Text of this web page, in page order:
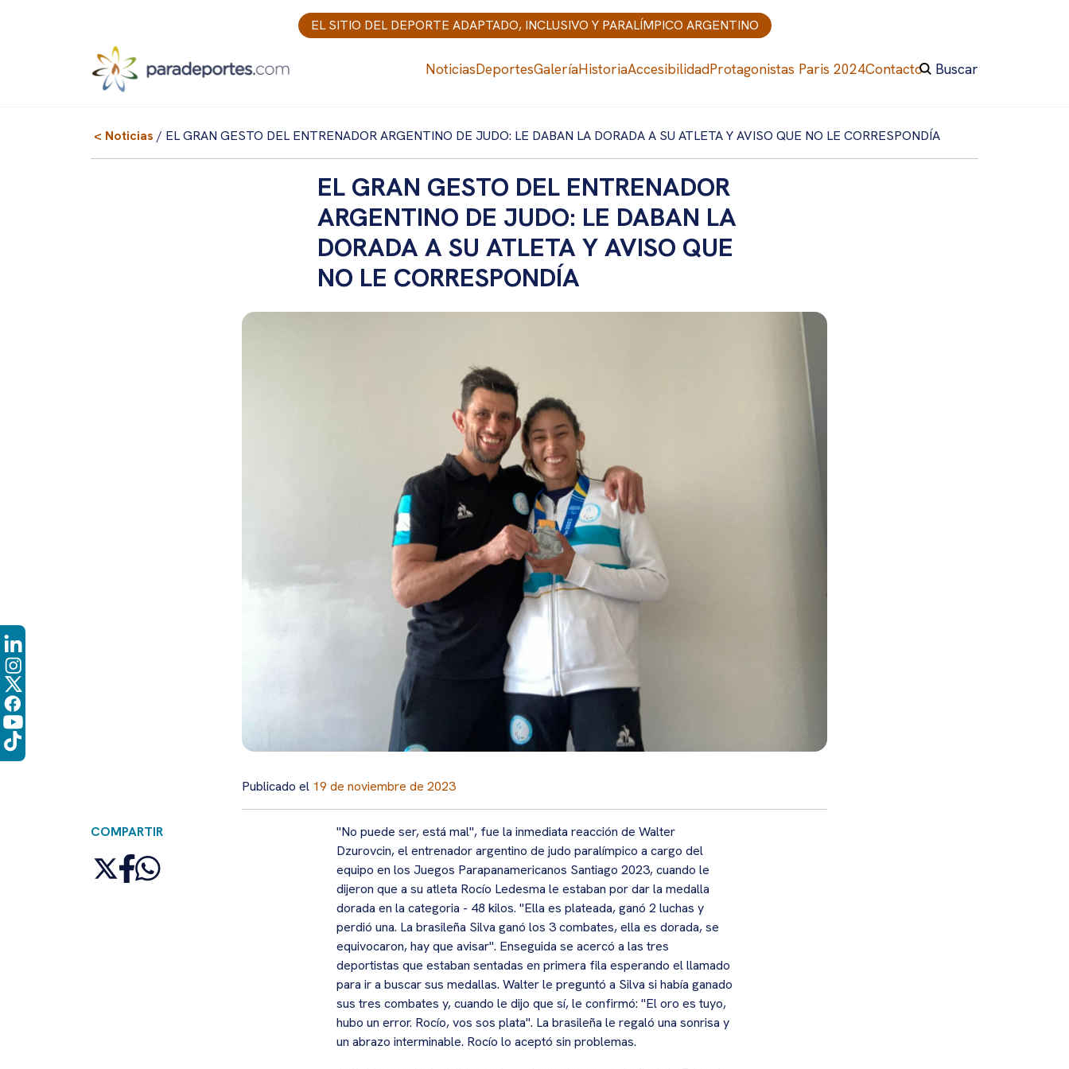
EL SITIO DEL DEPORTE ADAPTADO, INCLUSIVO Y PARALÍMPICO ARGENTINO
NoticiasDeportesGaleríaHistoriaAccesibilidadProtagonistas Paris 2024Contacto Buscar
< Noticias / EL GRAN GESTO DEL ENTRENADOR ARGENTINO DE JUDO: LE DABAN LA DORADA A SU ATLETA Y AVISO QUE NO LE CORRESPONDÍA
EL GRAN GESTO DEL ENTRENADOR
ARGENTINO DE JUDO: LE DABAN LA
DORADA A SU ATLETA Y AVISO QUE
NO LE CORRESPONDÍA
Publicado el 19 de noviembre de 2023
COMPARTIR
"No puede ser, está mal", fue la inmediata reacción de Walter
Dzurovcin, el entrenador argentino de judo paralímpico a cargo del
equipo en los Juegos Parapanamericanos Santiago 2023, cuando le
dijeron que a su atleta Rocío Ledesma le estaban por dar la medalla
dorada en la categoria - 48 kilos. "Ella es plateada, ganó 2 luchas y
perdió una. La brasileña Silva ganó los 3 combates, ella es dorada, se
equivocaron, hay que avisar". Enseguida se acercó a las tres
deportistas que estaban sentadas en primera fila esperando el llamado
para ir a buscar sus medallas. Walter le preguntó a Silva si había ganado
sus tres combates y, cuando le dijo que sí, le confirmó: "El oro es tuyo,
hubo un error. Rocío, vos sos plata". La brasileña le regaló una sonrisa y
un abrazo interminable. Rocío lo aceptó sin problemas.